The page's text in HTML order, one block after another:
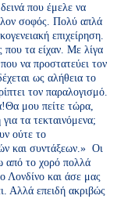
που έμελε να
σοφός. Πολύ απλά
επιχείρηση.
που τα είχαν. Με λίγα
να προστατεύει τον
ως αλήθεια το
τον παραλογισμό.
Θα μου πείτε τώρα,
τα τεκταινόμενα;
ούτε το
και συντάξεων.» Οι
από το χορό πολλά
Λονδίνο και άσε μας
Αλλά επειδή ακριβώς